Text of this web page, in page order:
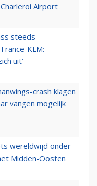
Airport
steeds
KLM:
uit’
crash klagen
vangen mogelijk
wereldwijd onder
Midden-Oosten